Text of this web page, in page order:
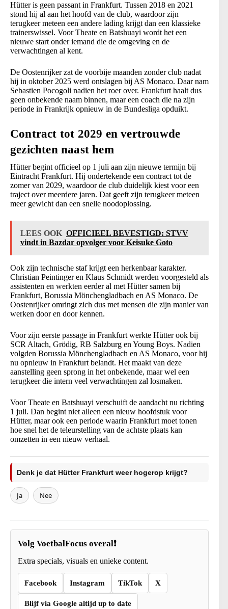
Hütter is geen passant in Frankfurt. Tussen 2018 en 2021
stond hij al aan het hoofd van de club, waardoor zijn
terugkeer meteen een andere lading krijgt dan een klassieke
trainerswissel. Voor Theate en Batshuayi wordt het een
nieuwe start onder iemand die de omgeving en de
verwachtingen al kent.
De Oostenrijker zat de voorbije maanden zonder club nadat
hij in oktober 2025 werd ontslagen bij AS Monaco. Daar nam
Sebastien Pocogoli nadien het roer over. Frankfurt haalt dus
geen onbekende naam binnen, maar een coach die na zijn
periode in Frankrijk opnieuw in de Bundesliga opduikt.
Contract tot 2029 en vertrouwde
gezichten naast hem
Hütter begint officieel op 1 juli aan zijn nieuwe termijn bij
Eintracht Frankfurt. Hij ondertekende een contract tot de
zomer van 2029, waardoor de club duidelijk kiest voor een
traject over meerdere jaren. Dat geeft zijn terugkeer meteen
meer gewicht dan een snelle noodoplossing.
LEES OOK OFFICIEEL BEVESTIGD: STVV
vindt in Bazdar opvolger voor Keisuke Goto
Ook zijn technische staf krijgt een herkenbaar karakter.
Christian Peintinger en Klaus Schmidt werden voorgesteld als
assistenten en werkten eerder al met Hütter samen bij
Frankfurt, Borussia Mönchengladbach en AS Monaco. De
Oostenrijker omringt zich dus met mensen die zijn manier van
werken door en door kennen.
Voor zijn eerste passage in Frankfurt werkte Hütter ook bij
SCR Altach, Grödig, RB Salzburg en Young Boys. Nadien
volgden Borussia Mönchengladbach en AS Monaco, voor hij
nu opnieuw in Frankfurt belandt. Het maakt van deze
aanstelling geen sprong in het onbekende, maar wel een
terugkeer die intern veel verwachtingen zal losmaken.
Voor Theate en Batshuayi verschuift de aandacht nu richting
1 juli. Dan begint niet alleen een nieuw hoofdstuk voor
Hütter, maar ook een periode waarin Frankfurt moet tonen
hoe snel het de teleurstelling van de achtste plaats kan
omzetten in een nieuw verhaal.
Denk je dat Hütter Frankfurt weer hogerop krijgt?
Ja Nee
Volg VoetbalFocus overal❗
Extra specials, visuals en unieke content.
Facebook Instagram TikTok X
Blijf via Google altijd up to date